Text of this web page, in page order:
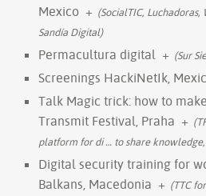
Mexico + (SocialTIC, Luchadoras,
Sandía Digital)
Permacultura digital + (Sur
Screenings HackiNetIk,
Talk Magic trick: how to
Transmit Festival, Praha +
platform for di… to share
Digital security training for
Balkans, Macedonia + (TTC